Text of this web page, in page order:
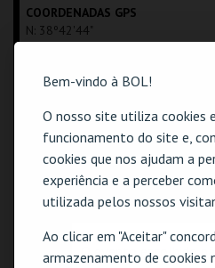
Bem-vindo à BOL!
O nosso site utiliza cookies
funcionamento do site e,
cookies que nos ajudam a
experiência e a perceber
utilizada pelos nossos
Ao clicar em "Aceitar"
armazenamento de cookies
COORDENADAS GPS
N: 38º42'44"
O evento escolhido